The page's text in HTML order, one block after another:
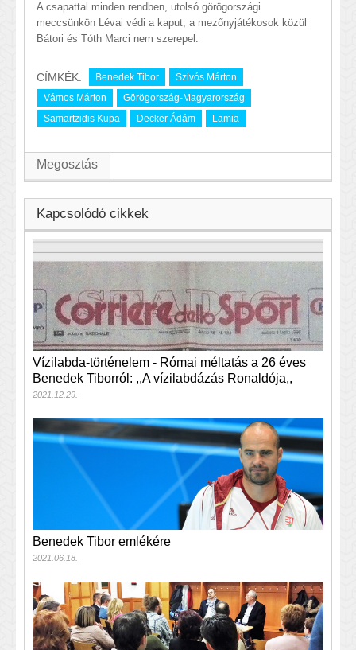
A csapattal minden rendben, utolsó görögországi
meccsünkön Lévai védi a kaput, a mezőnyjátékosok közül
Bátori és Tóth Marci nem szerepel.
CÍMKÉK: Benedek Tibor
Szivós Márton
Vámos Márton
Görögország-Magyarország
Samartzidis Kupa
Decker Ádám Lamia
Megosztás
Kapcsolódó cikkek
Vízilabda-történelem - Római méltatás a 26 éves
Benedek Tiborról: ,,A vízilabdázás Ronaldója,,
2021.12.29.
Benedek Tibor emlékére
2021.06.18.